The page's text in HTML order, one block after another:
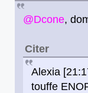
@Dcone,
Citer
Alexia
touffe